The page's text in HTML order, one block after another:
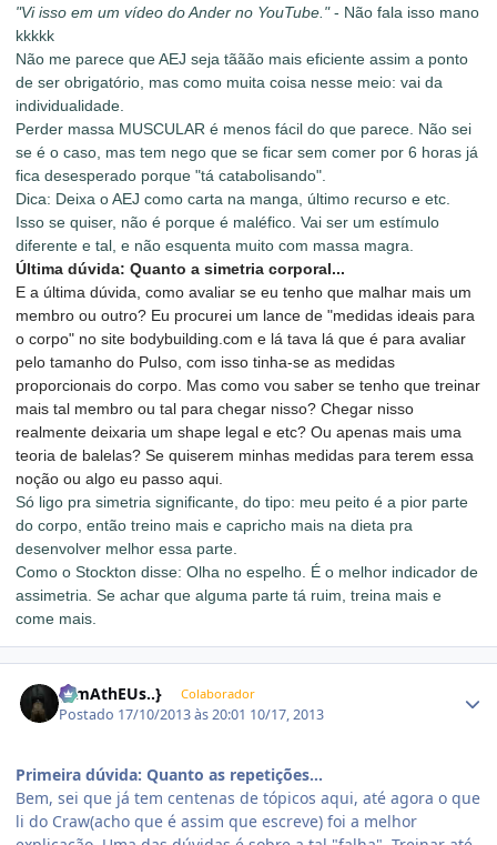
"Vi isso em um vídeo do Ander no YouTube."- Não fala isso mano
kkkkk
Não me parece que AEJ seja tããão mais eficiente assim a ponto
de ser obrigatório, mas como muita coisa nesse meio: vai da
individualidade.
Perder massa MUSCULAR é menos fácil do que parece. Não sei
se é o caso, mas tem nego que se ficar sem comer por 6 horas já
fica desesperado porque "tá catabolisando".
Dica: Deixa o AEJ como carta na manga, último recurso e etc.
Isso se quiser, não é porque é maléfico. Vai ser um estímulo
diferente e tal, e não esquenta muito com massa magra.
Última dúvida: Quanto a simetria corporal...
E a última dúvida, como avaliar se eu tenho que malhar mais um
membro ou outro? Eu procurei um lance de "medidas ideais para
o corpo" no site bodybuilding.com e lá tava lá que é para avaliar
pelo tamanho do Pulso, com isso tinha-se as medidas
proporcionais do corpo. Mas como vou saber se tenho que treinar
mais tal membro ou tal para chegar nisso? Chegar nisso
realmente deixaria um shape legal e etc? Ou apenas mais uma
teoria de balelas? Se quiserem minhas medidas para terem essa
noção ou algo eu passo aqui.
Só ligo pra simetria significante, do tipo: meu peito é a pior parte
do corpo, então treino mais e capricho mais na dieta pra
desenvolver melhor essa parte.
Como o Stockton disse: Olha no espelho. É o melhor indicador de
assimetria. Se achar que alguma parte tá ruim, treina mais e
come mais.
{..mAthEUs..} Colaborador
Postado 17/10/2013 às 20:01 10/17, 2013
Primeira dúvida: Quanto as repetições...
Bem, sei que já tem centenas de tópicos aqui, até agora o que
li do Craw(acho que é assim que escreve) foi a melhor